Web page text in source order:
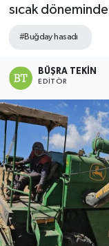
sıcak
#Buğday hasadı
BÜŞRA TEKIN
EDITÖR